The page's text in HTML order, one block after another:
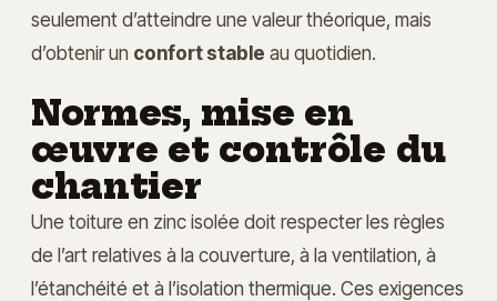
seulement d’atteindre une valeur théorique, mais
d’obtenir un confort stable au quotidien.
Normes, mise en
œuvre et contrôle du
chantier
Une toiture en zinc isolée doit respecter les règles
de l’art relatives à la couverture, à la ventilation, à
l’étanchéité et à l’isolation thermique. Ces exigences